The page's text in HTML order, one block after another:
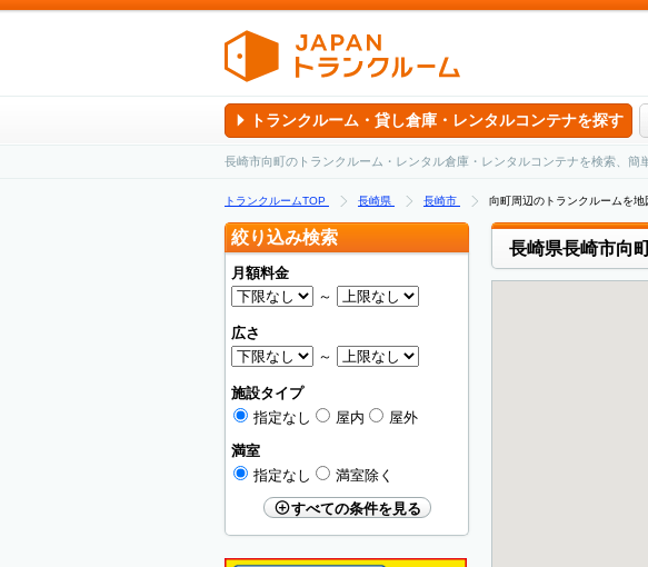
トランクルーム・貸し倉庫・レンタルコンテナを探す
長崎市向町のトランクルーム・レンタル倉庫・レンタルコンテナを検索、
トランクルームTOP 長崎県 長崎市 向町周辺のトランクルームを地
長崎県長崎市向
絞り込み検索
月額料金
～
広さ
～
施設タイプ
指定なし
屋内
屋外
満室
指定なし
満室除く
すべての条件を見る